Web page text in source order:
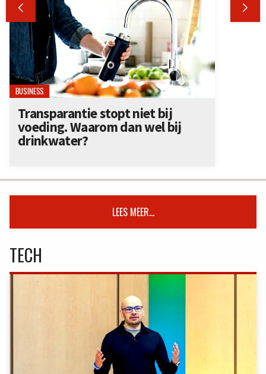
 
BUSINESS
Transparantie stopt niet bij
voeding. Waarom dan wel bij
drinkwater?
LEES MEER...
TECH